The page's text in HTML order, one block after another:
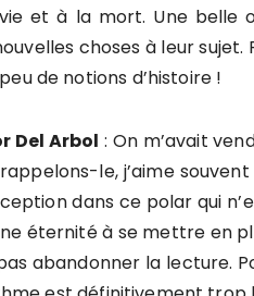
et à la mort. Une belle
choses à leur
de notions d’histoire !
Del Arbol : On m’avait
le, j’aime
dans ce polar qui
éternité à se mettre en
abandonner la lecture.